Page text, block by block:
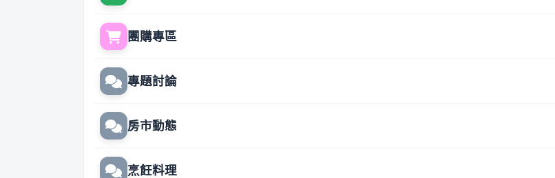
團購專區
專題討論
房市動態
烹飪料理